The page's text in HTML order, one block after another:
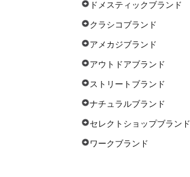
ドメスティックブランド
クラシコブランド
アメカジブランド
アウトドアブランド
ストリートブランド
ナチュラルブランド
セレクトショップブランド
ワークブランド